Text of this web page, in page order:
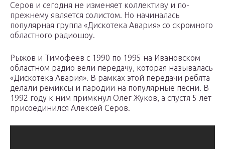
Серов и сегодня не изменяет коллективу и по-
прежнему является солистом. Но начиналась
популярная группа «Дискотека Авария» со скромного
областного радиошоу.
Рыжов и Тимофеев с 1990 по 1995 на Ивановском
областном радио вели передачу, которая называлась
«Дискотека Авария». В рамках этой передачи ребята
делали ремиксы и пародии на популярные песни. В
1992 году к ним примкнул Олег Жуков, а спустя 5 лет
присоединился Алексей Серов.